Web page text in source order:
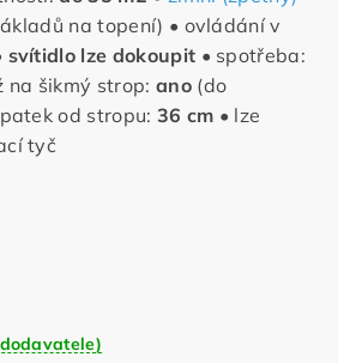
na topení) • ovládání v
svítidlo lze dokoupit • spotřeba:
na šikmý strop: ano (do
od stropu: 36 cm • lze
tyč